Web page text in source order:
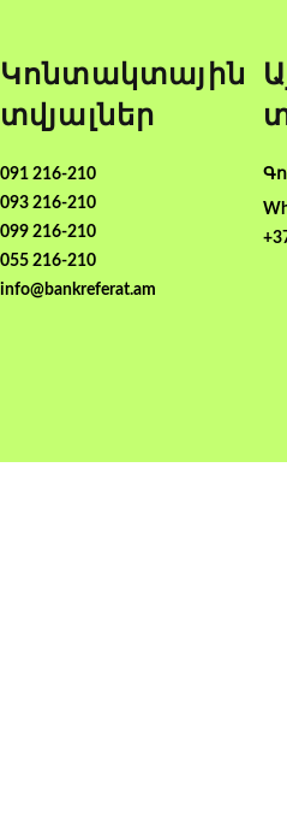
Կոնտակտային
տվյալներ
091 216-210
093 216-210
099 216-210
055 216-210
info@bankreferat.am